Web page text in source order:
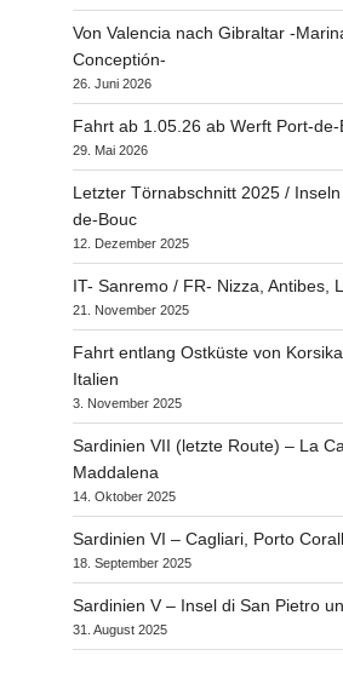
Von Valencia nach Gibraltar -
Conceptión-
26. Juni 2026
Fahrt ab 1.05.26 ab Werft Port-
29. Mai 2026
Letzter Törnabschnitt 2025 /
de-Bouc
12. Dezember 2025
IT- Sanremo / FR- Nizza, Antibes,
21. November 2025
Fahrt entlang Ostküste von
Italien
3. November 2025
Sardinien VII (letzte Route) – La
Maddalena
14. Oktober 2025
Sardinien VI – Cagliari, Porto
18. September 2025
Sardinien V – Insel di San Pietro
31. August 2025